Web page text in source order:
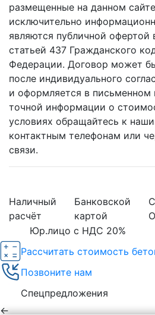
размещенные на данном
исключительно
являются публичной офертой
статьей 437 Гражданского
Федерации. Договор может
после индивидуального
и оформляется в письменном
точной информации о
условиях обращайтесь к
контактным телефонам или
связи.
Наличный
расчёт
Банковской
картой
Юр.лицо с НДС 20%
Рассчитать стоимость
Позвоните нам
Спецпредложения
←